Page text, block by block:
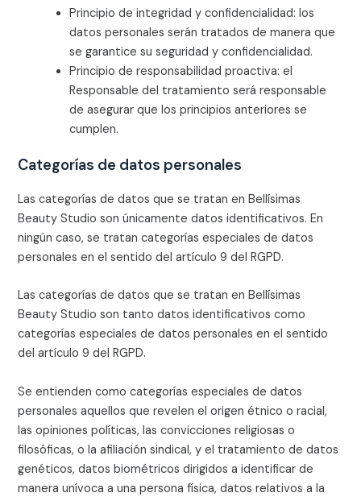
Principio de integridad y confidencialidad: los
datos personales serán tratados de manera que
se garantice su seguridad y confidencialidad.
Principio de responsabilidad proactiva: el
Responsable del tratamiento será responsable
de asegurar que los principios anteriores se
cumplen.
Categorías de datos personales
Las categorías de datos que se tratan enBellísimas
Beauty Studio son únicamente datos identificativos. En
ningún caso, se tratan categorías especiales de datos
personales en el sentido del artículo 9 del RGPD.
Las categorías de datos que se tratan enBellísimas
Beauty Studio son tanto datos identificativos como
categorías especiales de datos personales en el sentido
del artículo 9 del RGPD.
Se entienden como categorías especiales de datos
personales aquellos que revelen el origen étnico o racial,
las opiniones políticas, las convicciones religiosas o
filosóficas, o la afiliación sindical, y el tratamiento de datos
genéticos, datos biométricos dirigidos a identificar de
manera unívoca a una persona física, datos relativos a la